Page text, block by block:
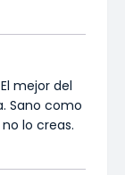
mejor del
Sano como
lo creas.